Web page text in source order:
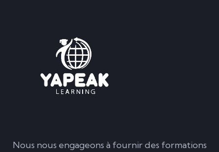
Nous nous engageons à fournir des formations